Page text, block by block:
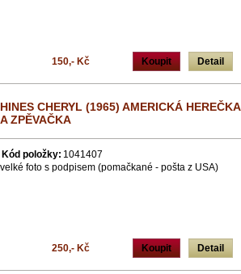
Koupit Detail
150,- Kč
HINES CHERYL (1965) AMERICKÁ HEREČKA
A ZPĚVAČKA
Kód položky: 1041407
velké foto s podpisem (pomačkané - pošta z USA)
Koupit Detail
250,- Kč